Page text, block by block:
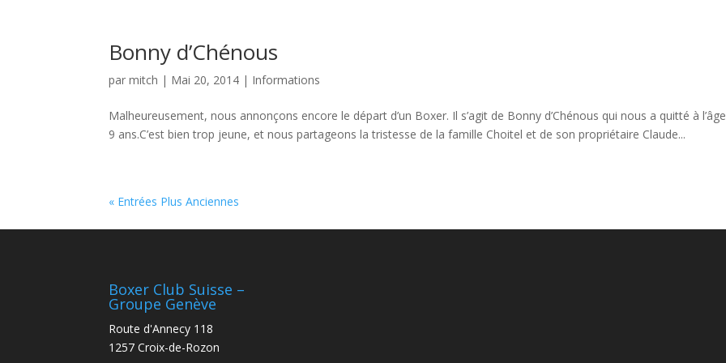
Bonny d’Chénous
parmitch | Mai 20, 2014 | Informations
Malheureusement, nous annonçons encore le départ d’un Boxer. Il s’agit de Bonny d’Chénous qui nous a quitté à
9 ans.C’est bien trop jeune, et nous partageons la tristesse de la famille Choitel et de son propriétaire Claude...
« Entrées Plus Anciennes
Boxer Club Suisse –
Groupe Genève
Route d'Annecy 118
1257 Croix-de-Rozon